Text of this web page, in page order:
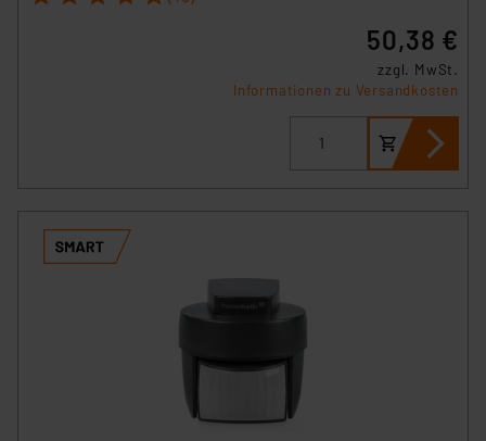
50,38 €
zzgl. MwSt.
Informationen zu Versandkosten